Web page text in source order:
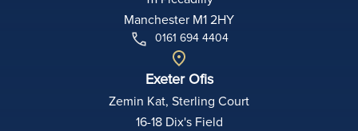
Manchester M1 2HY
0161 694 4404
Exeter Ofis
Zemin Kat, Sterling Court
16-18 Dix's Field